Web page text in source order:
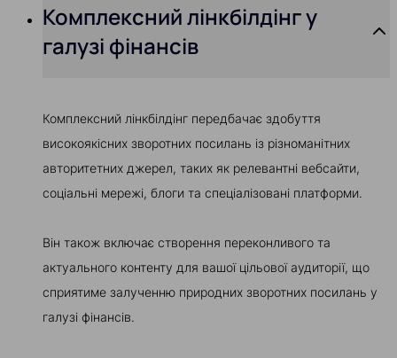
Комплексний лінкбілдінг у
галузі фінансів
Комплексний лінкбілдінг передбачає здобуття
високоякісних зворотних посилань із різноманітних
авторитетних джерел, таких як релевантні вебсайти,
соціальні мережі, блоги та спеціалізовані платформи.
Він також включає створення переконливого та
актуального контенту для вашої цільової аудиторії, що
сприятиме залученню природних зворотних посилань у
галузі фінансів.